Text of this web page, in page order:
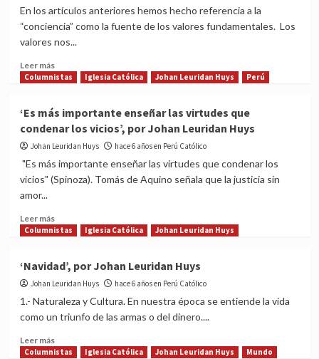
la
salvación’,
Johan
Huys
En los artículos anteriores hemos hecho referencia a la
“conciencia” como la fuente de los valores fundamentales. Los
valores nos...
Leer másRead
more
oración
y
el
ejemplo’,
Johan
Columnistas Iglesia Católica Johan Leuridan Huys Perú
‘Es más importante enseñar las virtudes que
condenar los vicios’, por Johan Leuridan Huys
Johan Leuridan Huys hace 6 años en Perú Católico
"Es más importante enseñar las virtudes que condenar los
vicios" (Spinoza). Tomás de Aquino señala que la justicia sin
amor...
Leer másRead
more
más
importante
enseñar
que
condenar
Columnistas Iglesia Católica Johan Leuridan Huys
‘Navidad’, por Johan Leuridan Huys
Johan Leuridan Huys hace 6 años en Perú Católico
1.- Naturaleza y Cultura. En nuestra época se entiende la vida
como un triunfo de las armas o del dinero....
Leer másRead
more
Columnistas Iglesia Católica Johan Leuridan Huys Mundo